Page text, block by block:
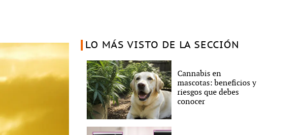
LO MÁS VISTO DE LA SECCIÓN
Cannabis en
mascotas: beneficios y
riesgos que debes
conocer